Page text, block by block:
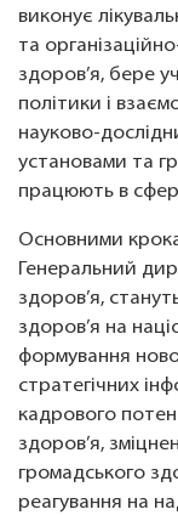
виконує
та
здоров’я, бере
політики і
науково-
установами та
працюють в
Основними
Генеральний
здоров’я,
здоров’я на
формування
стратегічних
кадрового
здоров’я,
громадського
реагування на